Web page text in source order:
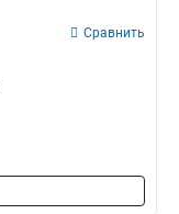
Сравнить